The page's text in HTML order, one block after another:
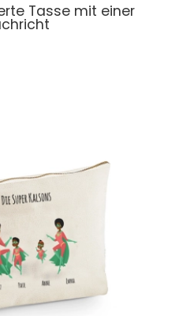
Tasse mit einer